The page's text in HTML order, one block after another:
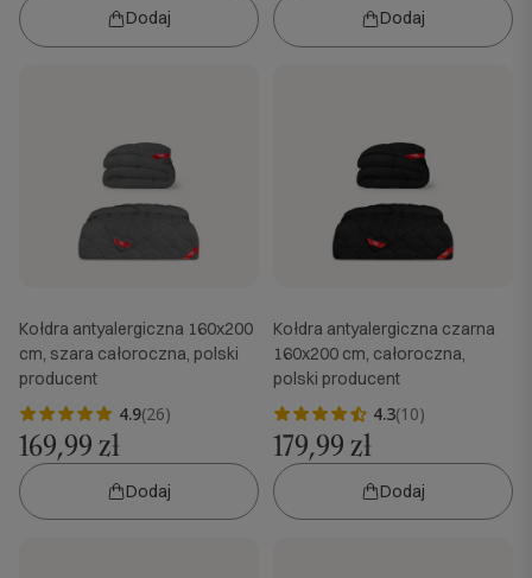
Dodaj Dodaj
Kołdra antyalergiczna 160x200
cm, szara całoroczna, polski
producent
4.9(26)
169,99 zł
Dodaj
Kołdra antyalergiczna czarna
160x200 cm, całoroczna,
polski producent
4.3(10)
179,99 zł
Dodaj